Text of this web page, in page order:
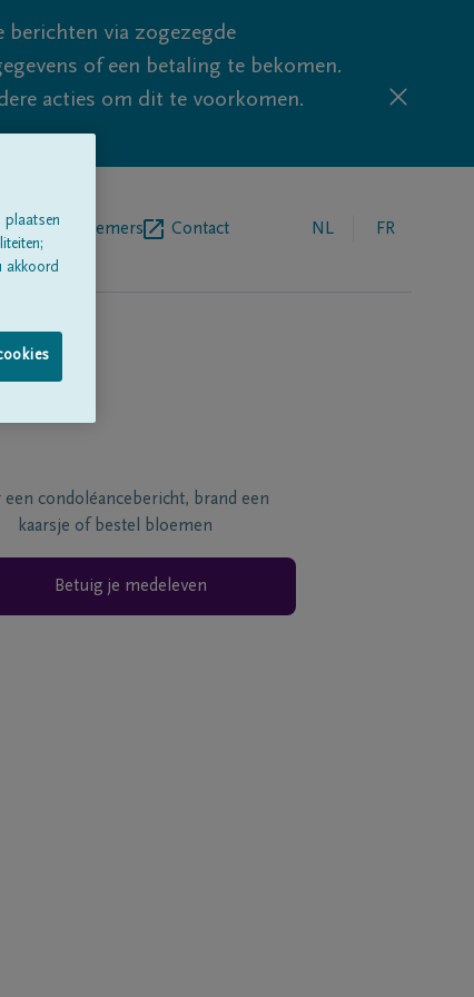
berichten via zogezegde
of een betaling te bekomen.
acties om dit te voorkomen.
Contact NL FR
een condoléancebericht, brand een
kaarsje of bestel bloemen
Betuig je medeleven
plaatsen
akkoord